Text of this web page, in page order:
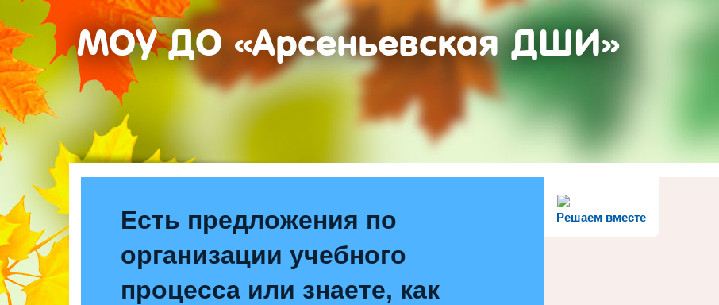
МОУ ДО «Арсеньевская ДШИ»
Решаем вместе
Есть предложения по
организации учебного
процесса или знаете, как